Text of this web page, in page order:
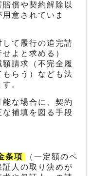
償や契約解除以
意されていま
て履行の追完請
よと求める）
請求（不完全履
らう）なども法
。
な場合に、契約
補填を図る手段
条項
（一定額のペ
人の取り決めが